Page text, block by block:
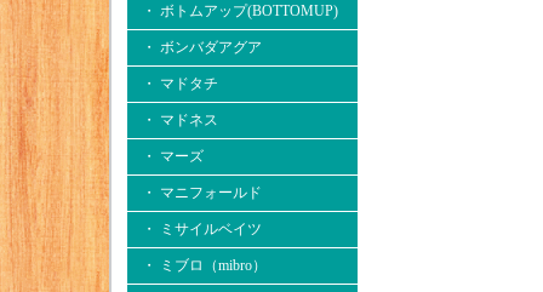
・ ボトムアップ(BOTTOMUP)
・ ボンバダアグア
・ マドタチ
・ マドネス
・ マーズ
・ マニフォールド
・ ミサイルベイツ
・ ミブロ（mibro）